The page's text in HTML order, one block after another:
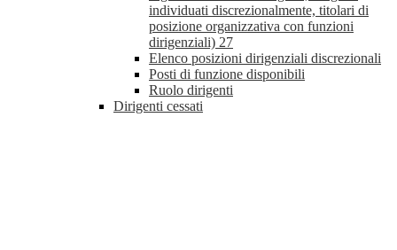
individuati discrezionalmente, titolari di
posizione organizzativa con funzioni
dirigenziali) 27
Elenco posizioni dirigenziali discrezionali
Posti di funzione disponibili
Ruolo dirigenti
Dirigenti cessati